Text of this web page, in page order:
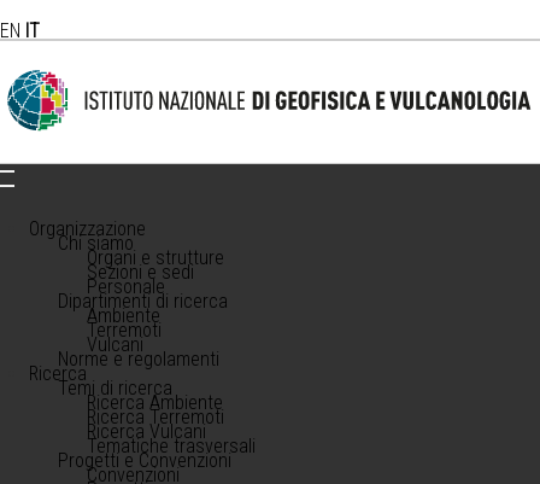
EN IT
Organizzazione
Chi siamo
Organi e strutture
Sezioni e sedi
Personale
Dipartimenti di ricerca
Ambiente
Terremoti
Vulcani
Norme e regolamenti
Ricerca
Temi di ricerca
Ricerca Ambiente
Ricerca Terremoti
Ricerca Vulcani
Tematiche trasversali
Progetti e Convenzioni
Convenzioni